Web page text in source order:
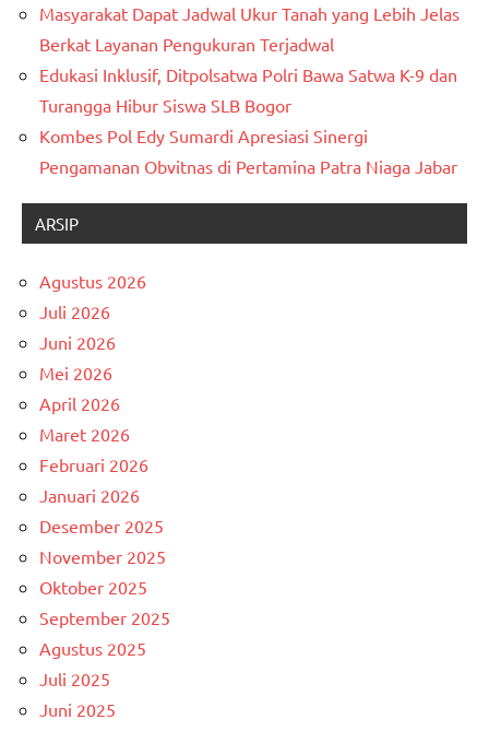
Masyarakat Dapat Jadwal Ukur Tanah yang Lebih Jelas
Berkat Layanan Pengukuran Terjadwal
Edukasi Inklusif, Ditpolsatwa Polri Bawa Satwa K-9 dan
Turangga Hibur Siswa SLB Bogor
Kombes Pol Edy Sumardi Apresiasi Sinergi
Pengamanan Obvitnas di Pertamina Patra Niaga Jabar
ARSIP
Agustus 2026
Juli 2026
Juni 2026
Mei 2026
April 2026
Maret 2026
Februari 2026
Januari 2026
Desember 2025
November 2025
Oktober 2025
September 2025
Agustus 2025
Juli 2025
Juni 2025